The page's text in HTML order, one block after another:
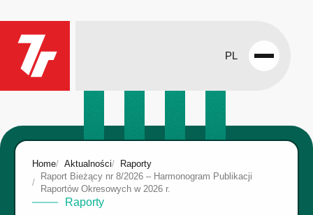
PL
Open
Home Aktualności
Raporty
Raport Bieżący nr 8/2026 – Harmonogram Publikacji
Raportów Okresowych w 2026 r.
Raporty